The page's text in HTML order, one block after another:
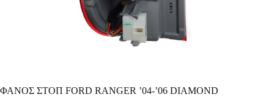
ΦΑΝΟΣ ΣΤΟΠ FORD RANGER ’04-’06 DIAMOND